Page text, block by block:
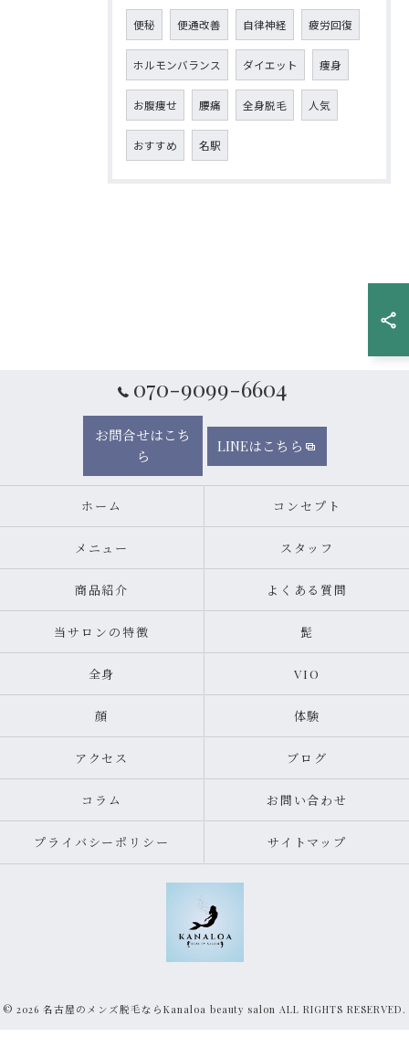
便秘 便通改善 自律神経 疲労回復
ホルモンバランス ダイエット 痩身
お腹痩せ 腰痛 全身脱毛 人気
おすすめ 名駅
070-9099-6604
お問合せはこち
ら
LINEはこちら
ホーム コンセプト
メニュー スタッフ
商品紹介 よくある質問
当サロンの特徴 髭
全身 VIO
顔 体験
アクセス ブログ
コラム お問い合わせ
プライバシーポリシー サイトマップ
© 2026 名古屋のメンズ脱毛ならKanaloa beauty salon ALL RIGHTS RESERVED.